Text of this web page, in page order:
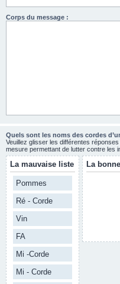
Corps du message :
Quels sont les noms des cordes
Veuillez glisser les différentes
mesure permettant de lutter contre les
La mauvaise liste
Pommes
Ré - Corde
Vin
FA
Mi -Corde
Mi - Corde
La